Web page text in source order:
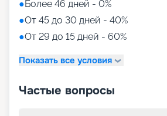
●Более 46 дней - 0%
●От 45 до 30 дней - 40%
●От 29 до 15 дней - 60%
Показать все условия
Частые вопросы